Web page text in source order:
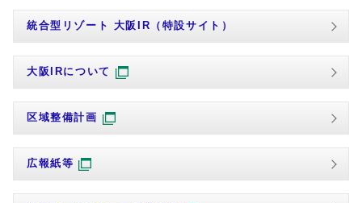
統合型リゾート 大阪IR（特設サイト）
大阪IRについて
区域整備計画
広報紙等